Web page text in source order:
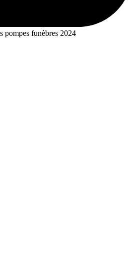
pompes funèbres 2024